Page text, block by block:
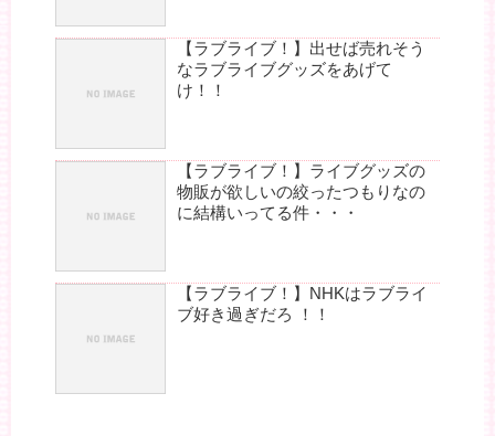
【ラブライブ！】出せば売れそう
なラブライブグッズをあげて
け！！
【ラブライブ！】ライブグッズの
物販が欲しいの絞ったつもりなの
に結構いってる件・・・
【ラブライブ！】NHKはラブライ
ブ好き過ぎだろ ！！